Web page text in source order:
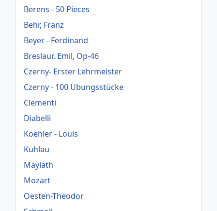
Berens - 50 Pieces
Behr, Franz
Beyer - Ferdinand
Breslaur, Emil, Op-46
Czerny- Erster Lehrmeister
Czerny - 100 Übungsstücke
Clementi
Diabelli
Koehler - Louis
Kuhlau
Maylath
Mozart
Oesten-Theodor